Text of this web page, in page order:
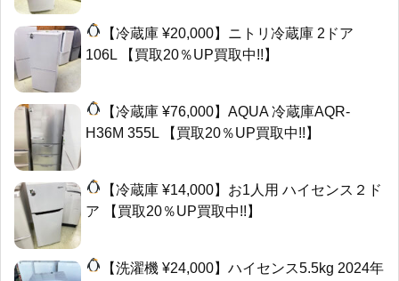
【冷蔵庫 ¥20,000】ニトリ冷蔵庫 2ドア
106L 【買取20％UP買取中!!】
【冷蔵庫 ¥76,000】AQUA 冷蔵庫AQR-
H36M 355L 【買取20％UP買取中!!】
【冷蔵庫 ¥14,000】お1人用 ハイセンス２ド
ア 【買取20％UP買取中!!】
【洗濯機 ¥24,000】ハイセンス5.5kg 2024年